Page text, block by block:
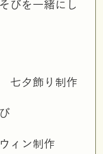
びを一緒にし
夕飾り制作
ィン制作